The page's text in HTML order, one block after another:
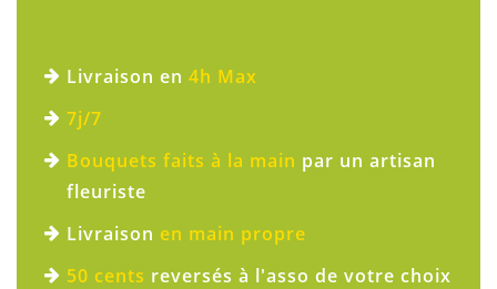
Livraison en 4h Max
7j/7
Bouquets faits à la main par un artisan
fleuriste
Livraison en main propre
50 cents reversés à l'asso de votre choix